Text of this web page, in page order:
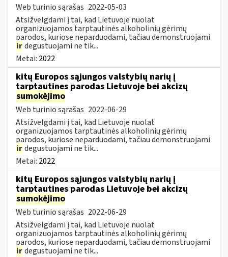
Web turinio sąrašas 2022-05-03
Atsižvelgdami į tai, kad Lietuvoje nuolat
organizuojamos tarptautinės alkoholinių gėrimų
parodos, kuriose neparduodami, tačiau demonstruojami
irdegustuojami ne tik...
Metai: 2022
kitų Europos sąjungos valstybių narių į
tarptautines parodas Lietuvoje bei akcizų
sumokėjimo
Web turinio sąrašas 2022-06-29
Atsižvelgdami į tai, kad Lietuvoje nuolat
organizuojamos tarptautinės alkoholinių gėrimų
parodos, kuriose neparduodami, tačiau demonstruojami
irdegustuojami ne tik...
Metai: 2022
kitų Europos sąjungos valstybių narių į
tarptautines parodas Lietuvoje bei akcizų
sumokėjimo
Web turinio sąrašas 2022-06-29
Atsižvelgdami į tai, kad Lietuvoje nuolat
organizuojamos tarptautinės alkoholinių gėrimų
parodos, kuriose neparduodami, tačiau demonstruojami
irdegustuojami ne tik...